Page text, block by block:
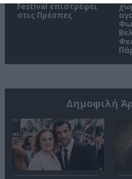
Festival επιστρέφει
στις Πρέσπες
Δημοφιλή